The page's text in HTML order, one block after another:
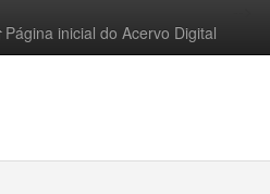
Página inicial do Acervo Digital